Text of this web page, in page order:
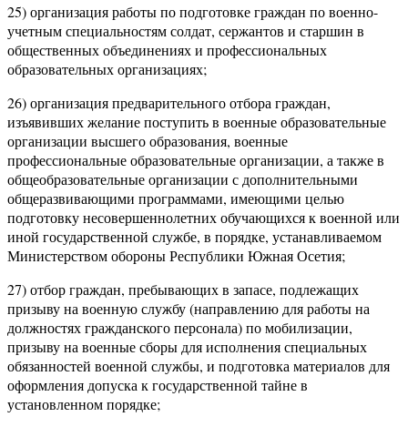
25) организация работы по подготовке граждан по военно-
учетным специальностям солдат, сержантов и старшин в
общественных объединениях и профессиональных
образовательных организациях;
26) организация предварительного отбора граждан,
изъявивших желание поступить в военные образовательные
организации высшего образования, военные
профессиональные образовательные организации, а также в
общеобразовательные организации с дополнительными
общеразвивающими программами, имеющими целью
подготовку несовершеннолетних обучающихся к военной или
иной государственной службе, в порядке, устанавливаемом
Министерством обороны Республики Южная Осетия;
27) отбор граждан, пребывающих в запасе, подлежащих
призыву на военную службу (направлению для работы на
должностях гражданского персонала) по мобилизации,
призыву на военные сборы для исполнения специальных
обязанностей военной службы, и подготовка материалов для
оформления допуска к государственной тайне в
установленном порядке;